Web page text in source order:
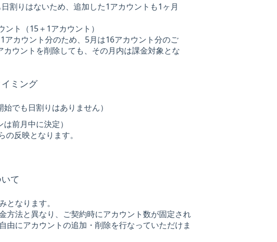
割りはないため、追加した1アカウントも1ヶ月
ト（15＋1アカウント）
カウント分のため、5月は16アカウント分のご
ウントを削除しても、その月内は課金対象とな
ミング
でも日割りはありません）
前月中に決定）
反映となります。
て
なります。
方法と異なり、ご契約時にアカウント数が固定され
由にアカウントの追加・削除を行なっていただけま